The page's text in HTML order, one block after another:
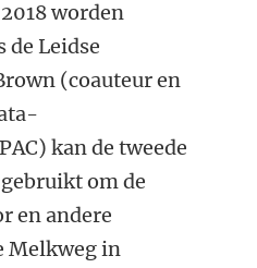
worden
de Leidse
(coauteur en
kan de tweede
om de
en andere
Melkweg in